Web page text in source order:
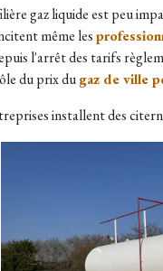
gaz liquide est peu
même les
l'arrêt des tarifs
du prix dugaz de ville
installent des